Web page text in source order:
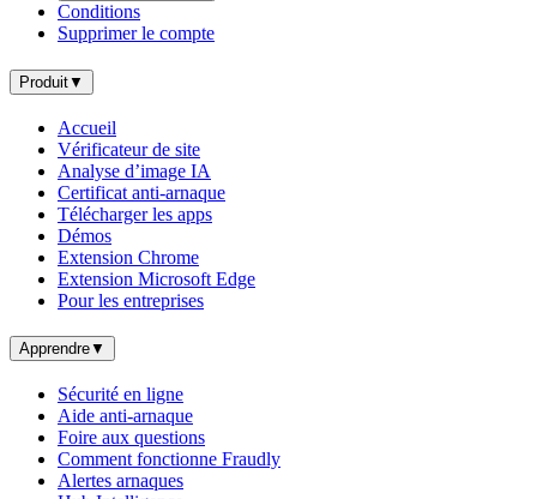
Conditions
Supprimer le compte
Produit▼
Accueil
Vérificateur de site
Analyse d’image IA
Certificat anti-arnaque
Télécharger les apps
Démos
Extension Chrome
Extension Microsoft Edge
Pour les entreprises
Apprendre▼
Sécurité en ligne
Aide anti-arnaque
Foire aux questions
Comment fonctionne Fraudly
Alertes arnaques